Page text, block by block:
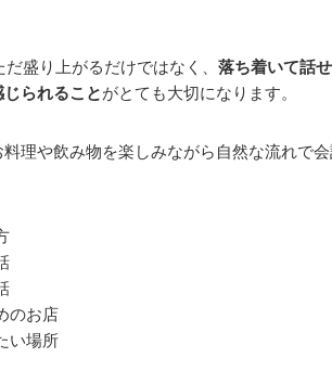
盛り上がるだけではなく、 落ち着いて話
られることがとても大切になります。
理や飲み物を楽しみながら自然な流れで
のお店
い場所